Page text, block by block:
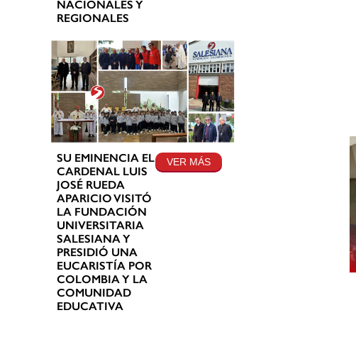
NACIONALES Y
REGIONALES
SU EMINENCIA EL
CARDENAL LUIS
JOSÉ RUEDA
APARICIO VISITÓ
LA FUNDACIÓN
UNIVERSITARIA
SALESIANA Y
PRESIDIÓ UNA
EUCARISTÍA POR
COLOMBIA Y LA
COMUNIDAD
EDUCATIVA
VER MÁS